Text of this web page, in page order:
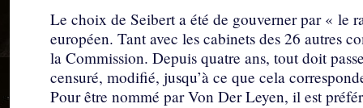
Le choix de Seibert a été de gouverner par « le
européen. Tant avec les cabinets des 26 autres
la Commission. Depuis quatre ans, tout doit
censuré, modifié, jusqu’à ce que cela
Pour être nommé par Von Der Leyen, il est